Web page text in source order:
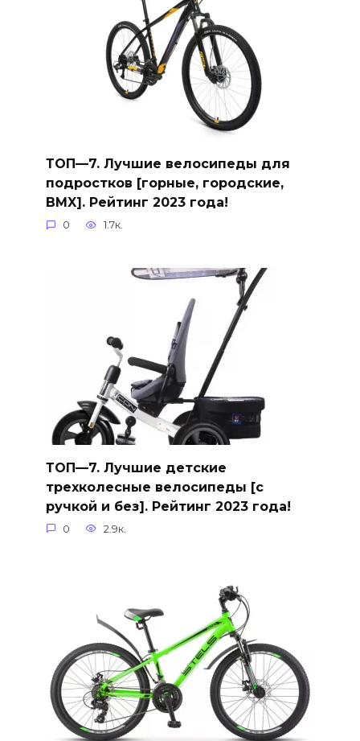
ТОП—7. Лучшие велосипеды для
подростков [горные, городские,
BMX]. Рейтинг 2023 года!
0 1.7к.
ТОП—7. Лучшие детские
трехколесные велосипеды [с
ручкой и без]. Рейтинг 2023 года!
0 2.9к.